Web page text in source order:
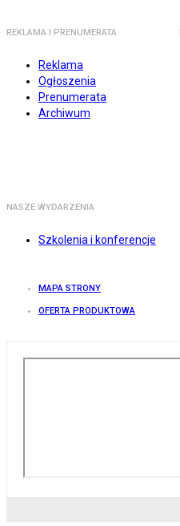
REKLAMA I PRENUMERATA
Reklama
Ogłoszenia
Prenumerata
Archiwum
NASZE WYDARZENIA
Szkolenia i konferencje
MAPA STRONY
OFERTA PRODUKTOWA